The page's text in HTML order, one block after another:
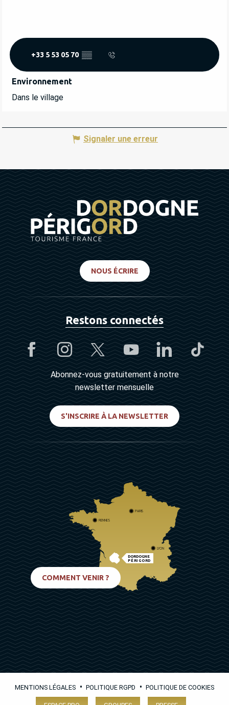
+33 5 53 05 70 ▒▒
Environnement
Environnement
Dans le village
Signaler une erreur
NOUS ÉCRIRE
Restons connectés
Abonnez-vous gratuitement à notre
newsletter mensuelle
S'INSCRIRE À LA NEWSLETTER
DORDOGNE
PÉRIGORD
PARIS
RENNES
LYON
COMMENT VENIR ?
MENTIONS LÉGALES • POLITIQUE RGPD • POLITIQUE DE COOKIES